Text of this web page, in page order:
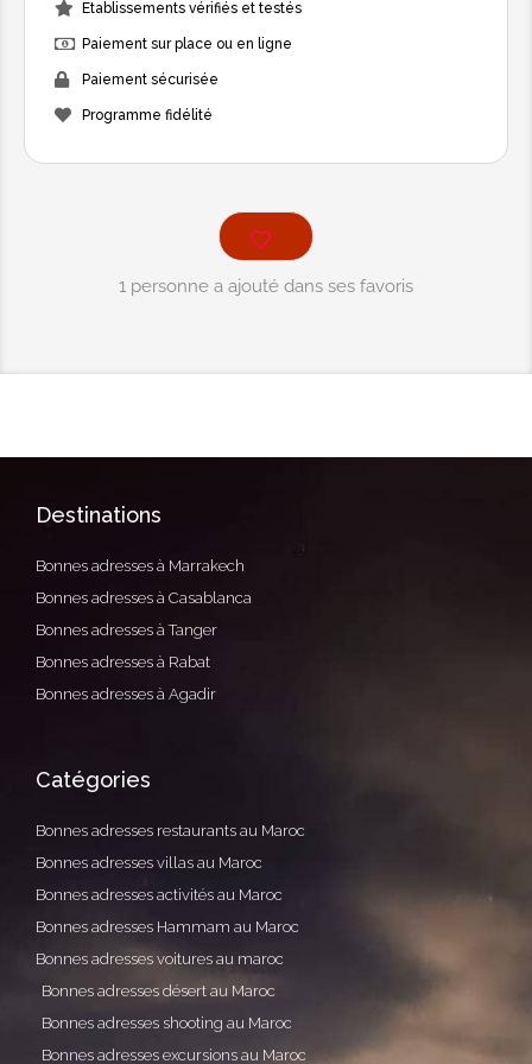
thérapie qui vise à relâcher ces
tensions et à apaiser les muscles
dorsaux grâce à des manœuvres
Détente des jambes
lymphatique et veineuse, ainsi que de
lymphatique.
40.00€
chaque zone correspond à un organe
40.00€
Modelage du visage et cuir
Etablissements vérifiés et testés
Paiement sur place ou en ligne
Paiement sécurisée
Programme fidélité
1 personne a ajouté dans ses favoris
Destinations
Bonnes adresses à Marrakech
Bonnes adresses à Casablanca
Bonnes adresses à Tanger
Bonnes adresses à Rabat
Bonnes adresses à Agadir
Catégories
Bonnes adresses restaurants au Maroc
Bonnes adresses villas au Maroc
Bonnes adresses activités au Maroc
Bonnes adresses Hammam au Maroc
Bonnes adresses voitures au maroc
Bonnes adresses désert au Maroc
Bonnes adresses shooting au Maroc
Bonnes adresses excursions au Maroc